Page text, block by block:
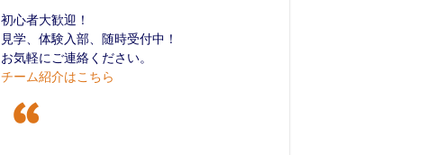
初心者大歓迎！
見学、体験入部、随時受付中！
お気軽にご連絡ください。
チーム紹介はこちら